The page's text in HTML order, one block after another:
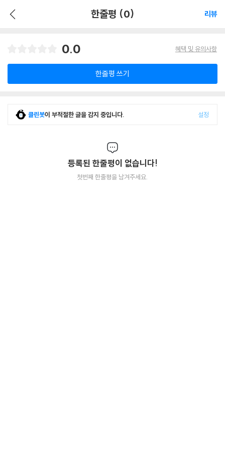
한줄평 (0) 리뷰
0.0 혜택 및 유의사항
한줄평 쓰기
클린봇이 부적절한 글을 감지 중입니다. 설정
등록된 한줄평이 없습니다!
첫번째 한줄평을 남겨주세요.